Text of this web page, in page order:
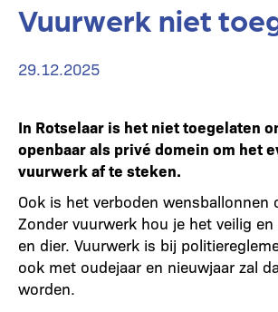
Vuurwerk niet
29.12.2025
In Rotselaar is het niet toegelaten
openbaar als privé domein om het
vuurwerk af te steken.
Ook is het verboden wensballonnen
Zonder vuurwerk hou je het veilig
en dier. Vuurwerk is bij
ook met oudejaar en nieuwjaar zal
worden.